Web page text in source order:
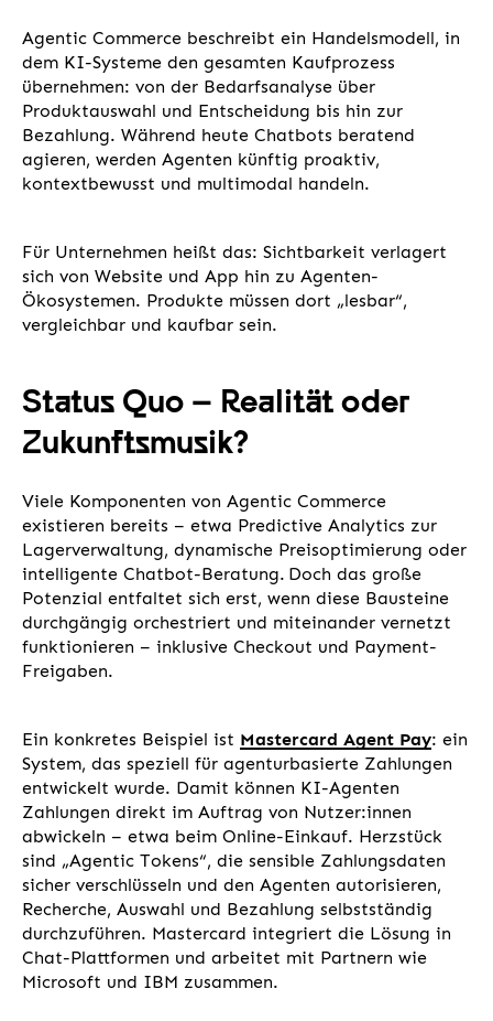
Agentic Commerce beschreibt ein Handelsmodell, in
dem KI-Systeme den gesamten Kaufprozess
übernehmen: von der Bedarfsanalyse über
Produktauswahl und Entscheidung bis hin zur
Bezahlung. Während heute Chatbots beratend
agieren, werden Agenten künftig proaktiv,
kontextbewusst und multimodal handeln.
Für Unternehmen heißt das: Sichtbarkeit verlagert
sich von Website und App hin zu Agenten-
Ökosystemen. Produkte müssen dort „lesbar“,
vergleichbar und kaufbar sein.
Status Quo – Realität oder
Zukunftsmusik?
Viele Komponenten von Agentic Commerce
existieren bereits – etwa Predictive Analytics zur
Lagerverwaltung, dynamische Preisoptimierung oder
intelligente Chatbot-Beratung. Doch das große
Potenzial entfaltet sich erst, wenn diese Bausteine
durchgängig orchestriert und miteinander vernetzt
funktionieren – inklusive Checkout und Payment-
Freigaben.
Ein konkretes Beispiel ist Mastercard Agent Pay: ein
System, das speziell für agenturbasierte Zahlungen
entwickelt wurde. Damit können KI-Agenten
Zahlungen direkt im Auftrag von Nutzer:innen
abwickeln – etwa beim Online-Einkauf. Herzstück
sind „Agentic Tokens“, die sensible Zahlungsdaten
sicher verschlüsseln und den Agenten autorisieren,
Recherche, Auswahl und Bezahlung selbstständig
durchzuführen. Mastercard integriert die Lösung in
Chat-Plattformen und arbeitet mit Partnern wie
Microsoft und IBM zusammen.